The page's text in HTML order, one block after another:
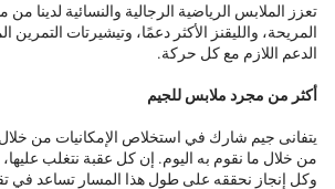
تعزز الملابس الرياضية الرجالية والنسائية لدينا
المريحة، والليقنز الأكثر دعمًا، وتيشيرتات التمرين
الدعم اللازم مع كل حركة.
أكثر من مجرد ملابس للجيم
يتفانى جيم شارك في استخلاص الإمكانيات من
من خلال ما نقوم به اليوم. إن كل عقبة نتغلب
وكل إنجاز نحققه على طول هذا المسار تساعد في